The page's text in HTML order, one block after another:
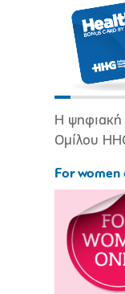
Η ψηφιακή
Ομίλου
For women